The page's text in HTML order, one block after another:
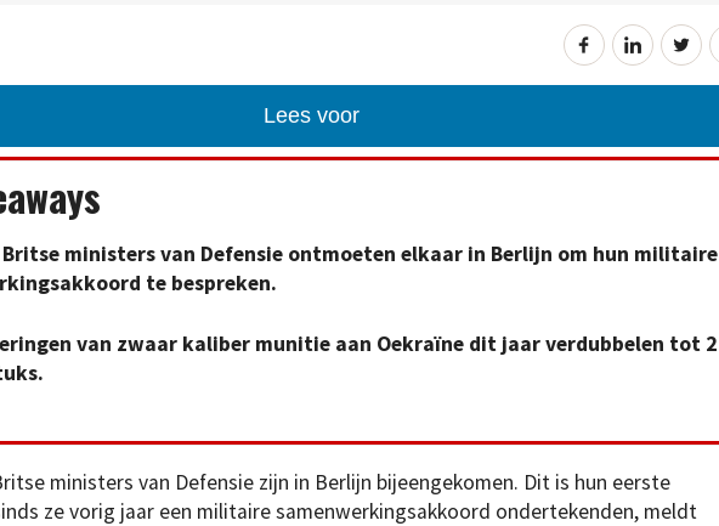
Lees voor
Britse ministers van Defensie ontmoeten elkaar in Berlijn om hun militaire
te bespreken.
van zwaar kaliber munitie aan Oekraïne dit jaar verdubbelen tot 2
ministers van Defensie zijn in Berlijn bijeengekomen. Dit is hun eerste
ze vorig jaar een militaire samenwerkingsakkoord ondertekenden, meldt